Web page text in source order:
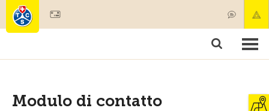
Societariato & prestazioni
Modulo di contatto